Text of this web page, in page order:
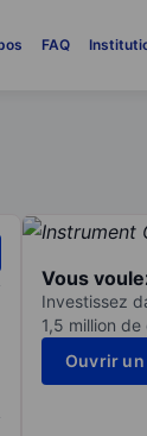
FAQ
Vous
Investissez
1,5 million
Ouvrir